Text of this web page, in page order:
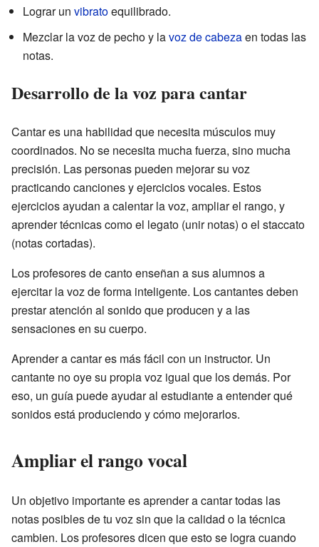
Lograr un vibratoequilibrado.
Mezclar la voz de pecho y lavoz de cabezaen todas las
notas.
Desarrollo de la voz para cantar
Cantar es una habilidad que necesita músculos muy
coordinados. No se necesita mucha fuerza, sino mucha
precisión. Las personas pueden mejorar su voz
practicando canciones y ejercicios vocales. Estos
ejercicios ayudan a calentar la voz, ampliar el rango, y
aprender técnicas como el legato (unir notas) o el staccato
(notas cortadas).
Los profesores de canto enseñan a sus alumnos a
ejercitar la voz de forma inteligente. Los cantantes deben
prestar atención al sonido que producen y a las
sensaciones en su cuerpo.
Aprender a cantar es más fácil con un instructor. Un
cantante no oye su propia voz igual que los demás. Por
eso, un guía puede ayudar al estudiante a entender qué
sonidos está produciendo y cómo mejorarlos.
Ampliar el rango vocal
Un objetivo importante es aprender a cantar todas las
notas posibles de tu voz sin que la calidad o la técnica
cambien. Los profesores dicen que esto se logra cuando